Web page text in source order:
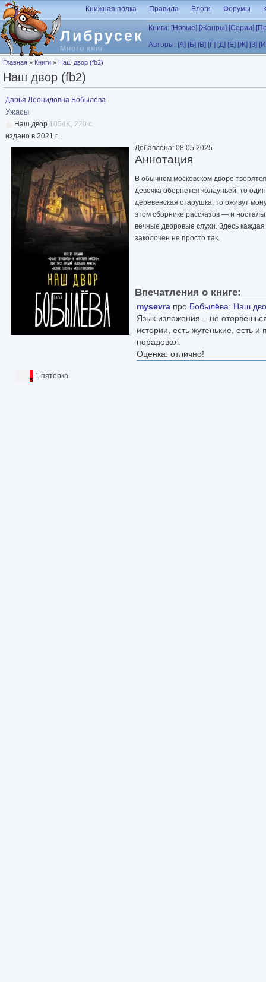
Перейти к основному содержанию
Либрусек
Много книг
Книжная полка Правила Блоги Форумы
Книги: [Новые] [Жанры] [Серии]
Авторы: [А] [Б] [В] [Г] [Д] [Е] [Ж] [З]
Вы здесь
Главная » Книги » Наш двор (fb2)
Наш двор (fb2)
Дарья Леонидовна Бобылёва
Ужасы
Наш двор 1054K, 220 с.
издано в 2021 г.
Добавлена: 08.05.2025
Аннотация
В обычном московском дворе
девочка обернется колдуньей, то
деревенская старушка, то оживут
этом сборнике рассказов — и
вечные дворовые слухи. Здесь
заколочен не просто так.
Впечатления о книге:
mysevra про Бобылёва: Наш
Язык изложения – не
истории, есть жутенькие, есть
порадовал.
Оценка: отлично!
1 пятёрка